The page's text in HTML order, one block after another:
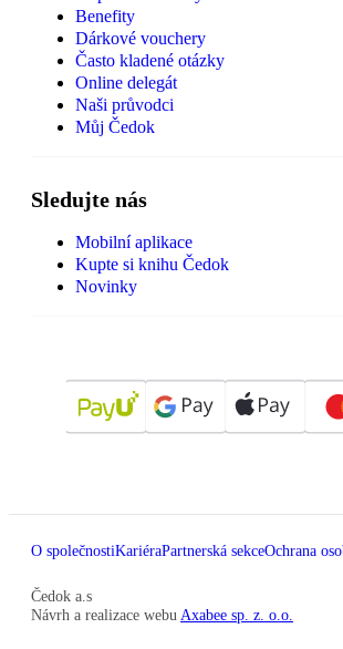
Benefity
Dárkové vouchery
Často kladené otázky
Online delegát
Naši průvodci
Můj Čedok
Sledujte nás
Mobilní aplikace
Kupte si knihu Čedok
Novinky
O společnostiKariéraPartnerská sekceOchrana
Čedok a.s
Návrh a realizace webu Axabee sp. z. o.o.